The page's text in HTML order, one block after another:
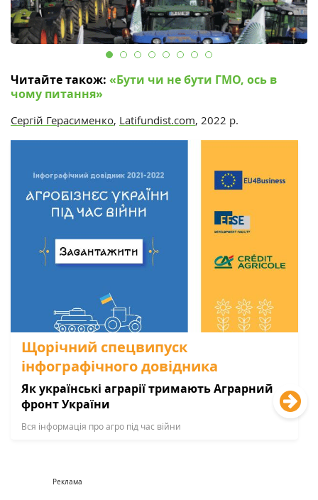
Читайте також: «‎Бути чи не бути ГМО, ось в
чому питання»
Сергій Герасименко, Latifundist.com, 2022 р.
Щорічний спецвипуск
інфографічного довідника
Як українські аграрії тримають Аграрний
фронт України
Вся інформація про агро під час війни
Реклама